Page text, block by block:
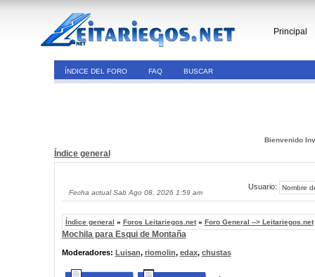
Principal
ÍNDICE DEL FORO FAQ BUSCAR
Bienvenido
Índice general
Fecha actual Sab Ago 08, 2026 1:59 am
Usuario:
Índice general » Foros Leitariegos.net» Foro General --> Leitariegos.net
Mochila para Esqui de Montaña
Moderadores: Luisan, riomolin, edax, chustas